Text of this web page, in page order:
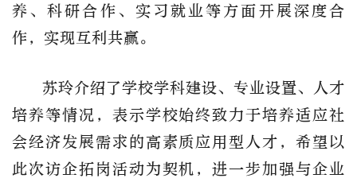
养、科研合作、实习就业等方面开展深度合
作，实现互利共赢。
苏玲介绍了学校学科建设、专业设置、人才
培养等情况，表示学校始终致力于培养适应社
会经济发展需求的高素质应用型人才，希望以
此次访企拓岗活动为契机，进一步加强与企业